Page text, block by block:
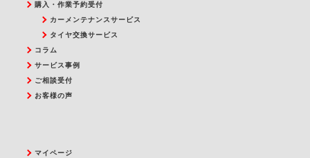
購入・作業予約受付
カーメンテナンスサービス
タイヤ交換サービス
コラム
サービス事例
ご相談受付
お客様の声
マイページ